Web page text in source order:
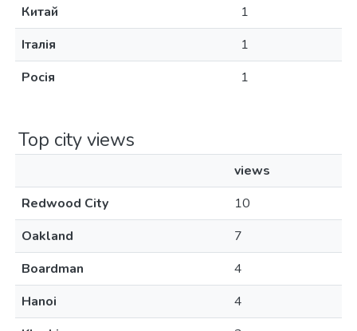
Китай
1
Італія
1
Росія
1
Top city views
views
Redwood City
10
Oakland
7
Boardman
4
Hanoi
4